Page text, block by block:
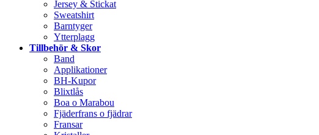
Jersey & Stickat
Sweatshirt
Barntyger
Ytterplagg
Tillbehör & Skor
Band
Applikationer
BH-Kupor
Blixtlås
Boa o Marabou
Fjäderfrans o fjädrar
Fransar